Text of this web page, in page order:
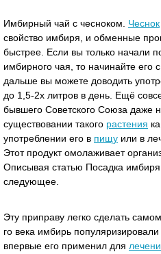
Имбирный чай с чесноком. Чеснок
свойство имбиря, и обменные
быстрее. Если вы только начали
имбирного чая, то начинайте его
дальше вы можете доводить
до 1,5-2х литров в день. Ещё
бывшего Советского Союза даже
существовании такого растения
употреблении его в пищу или в
Этот продукт омолаживает
Описывая статью Посадка имбиря
следующее.
Эту приправу легко сделать
го века имбирь
впервые его применил для